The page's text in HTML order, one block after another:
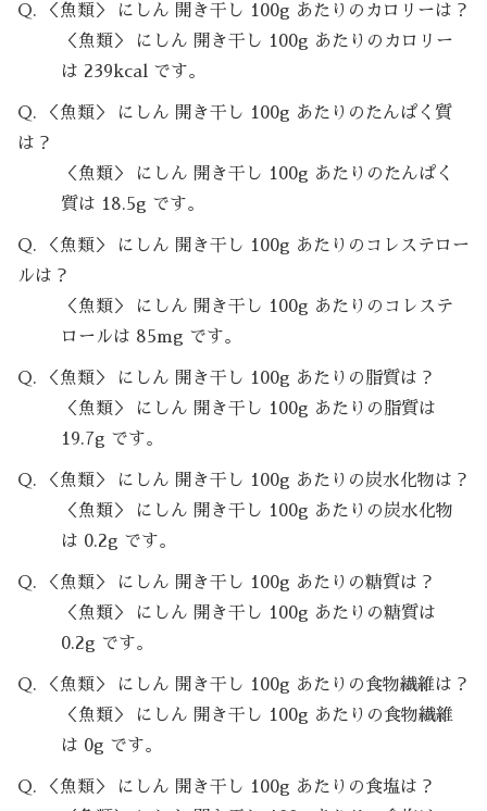
Q. ＜魚類＞ にしん 開き干し 100g あたりのカロリーは？
＜魚類＞ にしん 開き干し 100g あたりのカロリー
は 239kcal です。
Q. ＜魚類＞ にしん 開き干し 100g あたりのたんぱく質
は？
＜魚類＞ にしん 開き干し 100g あたりのたんぱく
質は 18.5g です。
Q. ＜魚類＞ にしん 開き干し 100g あたりのコレステロー
ルは？
＜魚類＞ にしん 開き干し 100g あたりのコレステ
ロールは 85mg です。
Q. ＜魚類＞ にしん 開き干し 100g あたりの脂質は？
＜魚類＞ にしん 開き干し 100g あたりの脂質は
19.7g です。
Q. ＜魚類＞ にしん 開き干し 100g あたりの炭水化物は？
＜魚類＞ にしん 開き干し 100g あたりの炭水化物
は 0.2g です。
Q. ＜魚類＞ にしん 開き干し 100g あたりの糖質は？
＜魚類＞ にしん 開き干し 100g あたりの糖質は
0.2g です。
Q. ＜魚類＞ にしん 開き干し 100g あたりの食物繊維は？
＜魚類＞ にしん 開き干し 100g あたりの食物繊維
は 0g です。
Q. ＜魚類＞ にしん 開き干し 100g あたりの食塩は？